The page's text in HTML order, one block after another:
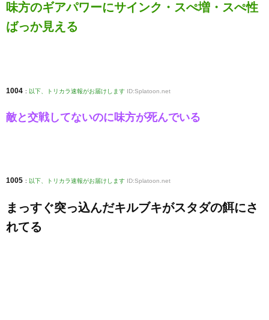
味方のギアパワーにサインク・スぺ増・スぺ性
ばっか見える
1004 : 以下、トリカラ速報がお届けします ID:Splatoon.net
敵と交戦してないのに味方が死んでいる
1005 : 以下、トリカラ速報がお届けします ID:Splatoon.net
まっすぐ突っ込んだキルブキがスタダの餌にさ
れてる